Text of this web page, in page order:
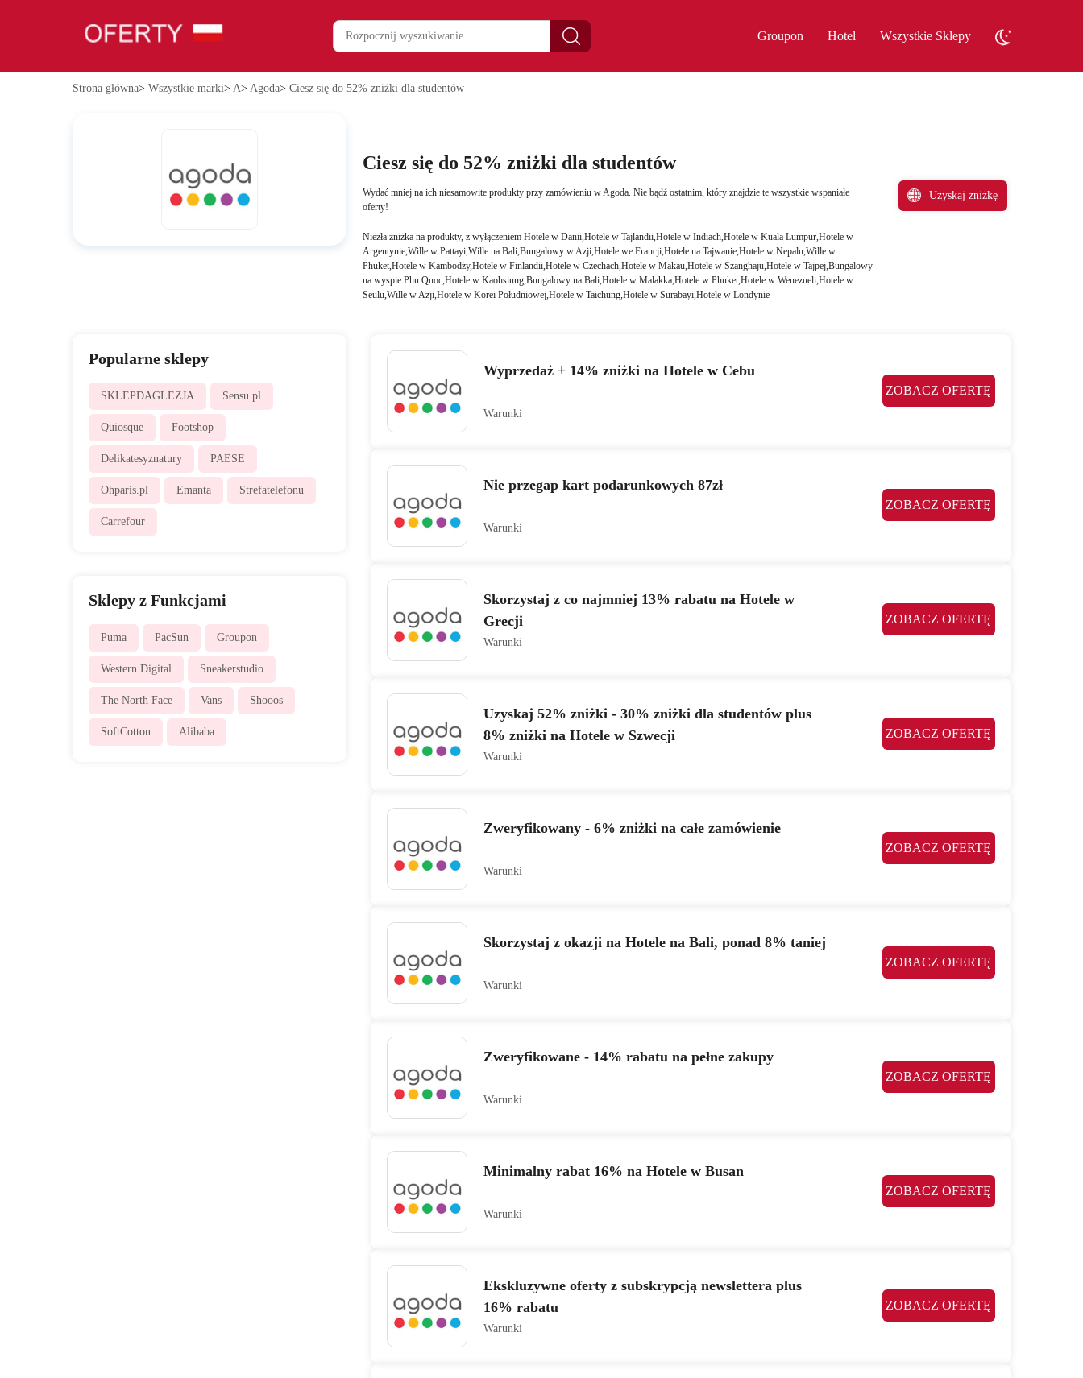
Groupon Hotel Wszystkie Sklepy
Strona główna> Wszystkie marki> A> Agoda> Ciesz się do 52% zniżki dla studentów
Ciesz się do 52% zniżki dla studentów
Wydać mniej na ich niesamowite produkty przy zamówieniu w Agoda. Nie bądź ostatnim, który znajdzie te wszystkie wspaniałe
oferty!
Niezła zniżka na produkty, z wyłączeniem Hotele w Danii,Hotele w Tajlandii,Hotele w Indiach,Hotele w Kuala Lumpur,Hotele w
Argentynie,Wille w Pattayi,Wille na Bali,Bungalowy w Azji,Hotele we Francji,Hotele na Tajwanie,Hotele w Nepalu,Wille w
Phuket,Hotele w Kambodży,Hotele w Finlandii,Hotele w Czechach,Hotele w Makau,Hotele w Szanghaju,Hotele w Tajpej,Bungalowy
na wyspie Phu Quoc,Hotele w Kaohsiung,Bungalowy na Bali,Hotele w Malakka,Hotele w Phuket,Hotele w Wenezueli,Hotele w
Seulu,Wille w Azji,Hotele w Korei Południowej,Hotele w Taichung,Hotele w Surabayi,Hotele w Londynie
Uzyskaj zniżkę
Popularne sklepy
SKLEPDAGLEZJA Sensu.pl
Quiosque Footshop
Delikatesyznatury PAESE
Ohparis.pl Emanta Strefatelefonu
Carrefour
Sklepy z Funkcjami
Puma PacSun Groupon
Western Digital Sneakerstudio
The North Face Vans Shooos
SoftCotton Alibaba
Wyprzedaż + 14% zniżki na Hotele w Cebu
ZOBACZ OFERTĘ
Warunki
Nie przegap kart podarunkowych 87zł
ZOBACZ OFERTĘ
Warunki
Skorzystaj z co najmniej 13% rabatu na Hotele w
Grecji
ZOBACZ OFERTĘ
Warunki
Uzyskaj 52% zniżki - 30% zniżki dla studentów plus
8% zniżki na Hotele w Szwecji
ZOBACZ OFERTĘ
Warunki
Zweryfikowany - 6% zniżki na całe zamówienie
ZOBACZ OFERTĘ
Warunki
Skorzystaj z okazji na Hotele na Bali, ponad 8% taniej
ZOBACZ OFERTĘ
Warunki
Zweryfikowane - 14% rabatu na pełne zakupy
ZOBACZ OFERTĘ
Warunki
Minimalny rabat 16% na Hotele w Busan
ZOBACZ OFERTĘ
Warunki
Ekskluzywne oferty z subskrypcją newslettera plus
16% rabatu
ZOBACZ OFERTĘ
Warunki